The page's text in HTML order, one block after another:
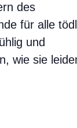
des
für alle
und
wie sie